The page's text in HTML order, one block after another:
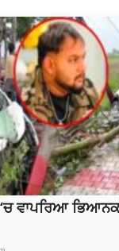
ਵਾਪਰਿਆ